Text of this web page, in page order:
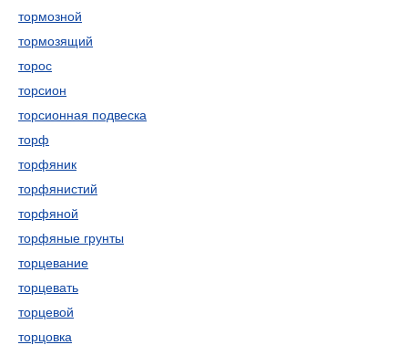
тормозной
тормозящий
торос
торсион
торсионная подвеска
торф
торфяник
торфянистий
торфяной
торфяные грунты
торцевание
торцевать
торцевой
торцовка